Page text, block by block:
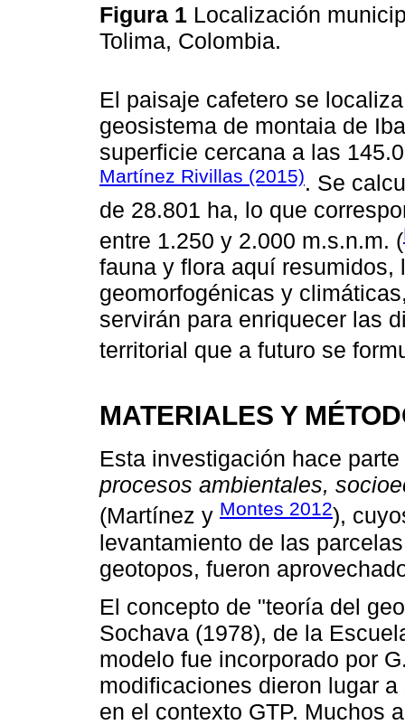
Figura 1 Localización
Tolima, Colombia.
El paisaje cafetero se
geosistema de montaia de
superficie cercana a las
Martínez Rivillas (2015). Se
de 28.801 ha, lo que
entre 1.250 y 2.000 m.s.n.m. (
fauna y flora aquí
geomorfogénicas y
servirán para enriquecer las
territorial que a futuro se
MATERIALES Y
Esta investigación hace
procesos ambientales,
(Martínez y Montes 2012),
levantamiento de las
geotopos, fueron
El concepto de "teoría del
Sochava (1978), de la
modelo fue incorporado por
modificaciones dieron lugar
en el contexto GTP. Muchos